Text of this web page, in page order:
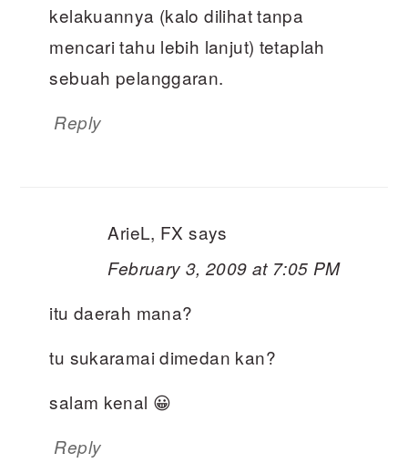
kelakuannya (kalo dilihat tanpa
mencari tahu lebih lanjut) tetaplah
sebuah pelanggaran.
Reply
ArieL, FX says
February 3, 2009 at 7:05 PM
itu daerah mana?
tu sukaramai dimedan kan?
salam kenal 😀
Reply